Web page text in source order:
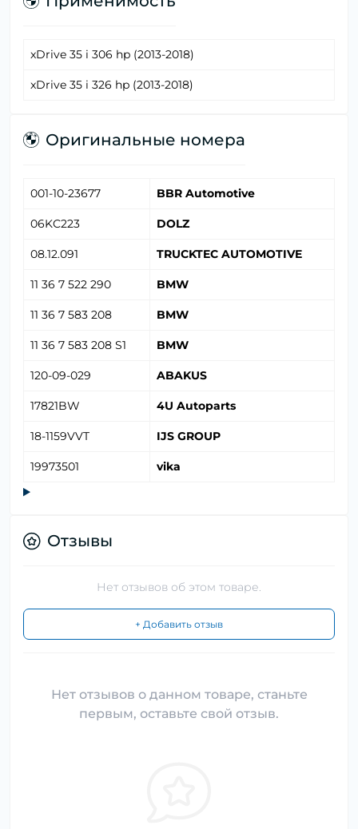
xDrive 35 i 306 hp (2013-2018)
xDrive 35 i 326 hp (2013-2018)
Оригинальные номера
001-10-23677 BBR Automotive
06KC223 DOLZ
08.12.091 TRUCKTEC AUTOMOTIVE
11 36 7 522 290 BMW
11 36 7 583 208 BMW
11 36 7 583 208 S1 BMW
120-09-029 ABAKUS
17821BW 4U Autoparts
18-1159VVT IJS GROUP
19973501 vika
Отзывы
Нет отзывов об этом товаре.
+ Добавить отзыв
Нет отзывов о данном товаре, станьте
первым, оставьте свой отзыв.